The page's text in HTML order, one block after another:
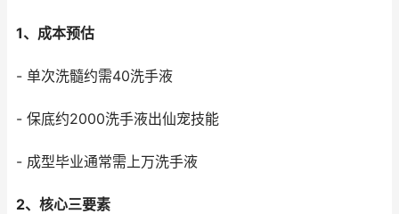
1、成本预估
- 单次洗髓约需40洗手液
- 保底约2000洗手液出仙宠技能
- 成型毕业通常需上万洗手液
2、核心三要素